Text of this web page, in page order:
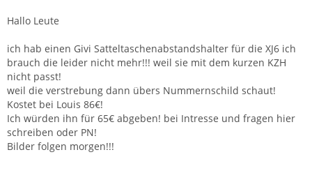
Hallo Leute
ich hab einen Givi Satteltaschenabstandshalter für die XJ6 ich
brauch die leider nicht mehr!!! weil sie mit dem kurzen KZH
nicht passt!
weil die verstrebung dann übers Nummernschild schaut!
Kostet bei Louis 86€!
Ich würden ihn für 65€ abgeben! bei Intresse und fragen hier
schreiben oder PN!
Bilder folgen morgen!!!